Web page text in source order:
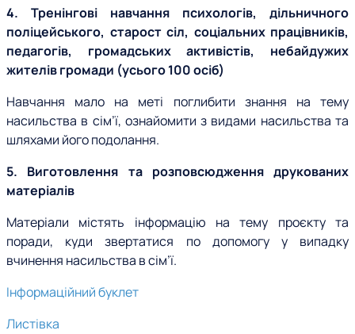
4. Тренінгові навчання психологів, дільничного
поліцейського, старост сіл, соціальних працівників,
педагогів, громадських активістів, небайдужих
жителів громади (усього 100 осіб)
Навчання мало на меті поглибити знання на тему
насильства в сім’ї, ознайомити з видами насильства та
шляхами його подолання.
5. Виготовлення та розповсюдження друкованих
матеріалів
Матеріали містять інформацію на тему проєкту та
поради, куди звертатися по допомогу у випадку
вчинення насильства в сім’ї.
Інформаційний буклет
Листівка